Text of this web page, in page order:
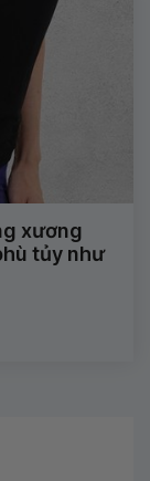
xương
tủy như